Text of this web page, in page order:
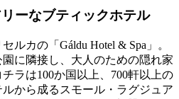
ーなブティックホテル
ルカの「Gáldu Hotel & Spa」。
に隣接し、大人のための隠れ家
ラは100か国以上、700軒以上の
から成るスモール・ラグジュア